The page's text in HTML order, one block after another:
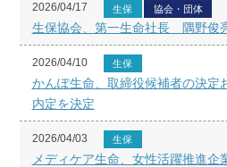
2026/04/17 生保 協会・団体
生保協会、第一生命社長 隅野俊
2026/04/10 生保
かんぽ生命、取締役候補者の決定
内定を決定
2026/04/03 生保
メディケア生命、女性活躍推進企